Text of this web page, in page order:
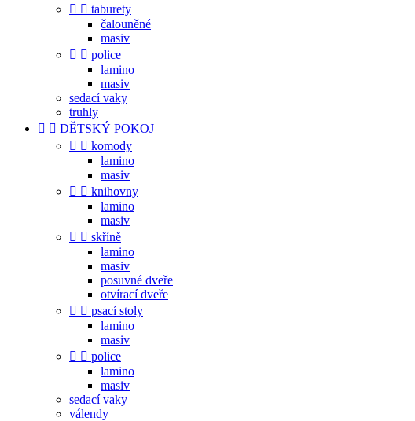
  taburety
čalouněné
masiv
  police
lamino
masiv
sedací vaky
truhly
  DĚTSKÝ POKOJ
  komody
lamino
masiv
  knihovny
lamino
masiv
  skříně
lamino
masiv
posuvné dveře
otvírací dveře
  psací stoly
lamino
masiv
  police
lamino
masiv
sedací vaky
válendy